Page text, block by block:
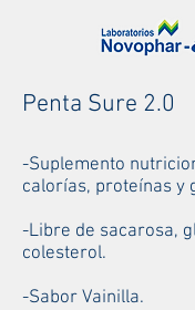
Penta Sure 2.0
-Suplemento
calorías, proteínas y
-Libre de sacarosa,
colesterol.
-Sabor Vainilla.